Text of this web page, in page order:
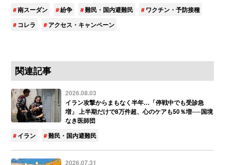
南スーダン 紛争 難民・国内避難民
ワクチン・予防接種
コレラ
アクセス・キャンペーン
関連記事
2026.08.03
イラン攻撃からまもなく半年…「停戦中でも受診急
増」 上半期だけで8万件超、心のケアも50％増──国境
なき医師団
イラン
難民・国内避難民
2026.07.31